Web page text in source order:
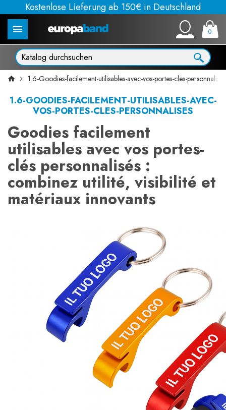
Kostenlose Lieferung ab 150€ in Deutschland
0
1.6-Goodies-facilement-utilisables-avec-vos-portes-cles-personnalises
1.6-GOODIES-FACILEMENT-UTILISABLES-AVEC-
VOS-PORTES-CLES-PERSONNALISES
Goodies facilement
utilisables avec vos portes-
clés personnalisés :
combinez utilité, visibilité et
matériaux innovants